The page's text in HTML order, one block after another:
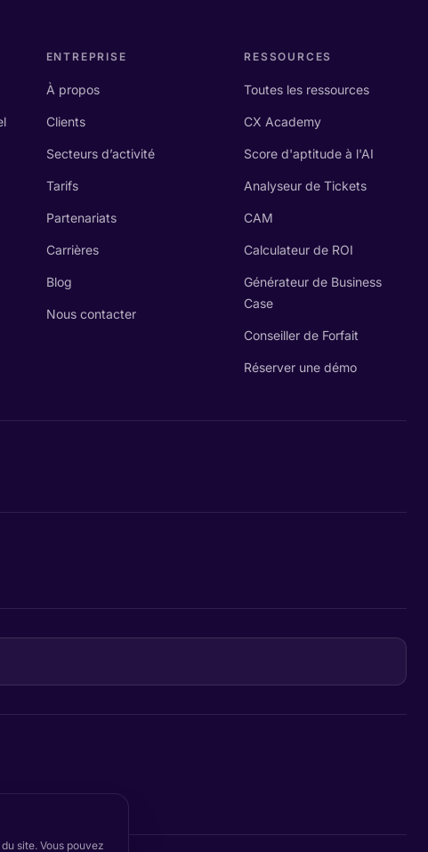
ENTREPRISE
À propos
Clients
Secteurs d’activité
Tarifs
Partenariats
Carrières
Blog
Nous contacter
RESSOURCES
Toutes les ressources
CX Academy
Score d'aptitude à l'AI
Analyseur de Tickets
CAM
Calculateur de ROI
Générateur de Business
Case
Conseiller de Forfait
Réserver une démo
site. Vous pouvez